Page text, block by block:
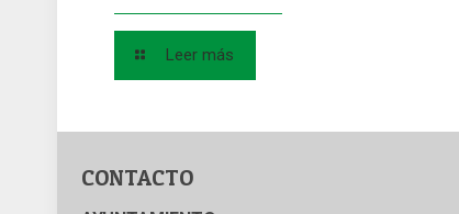
Leer más
CONTACTO